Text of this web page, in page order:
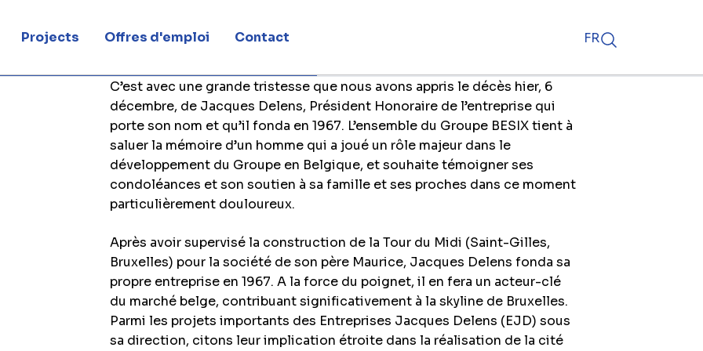
Projects Offres d'emploi Contact FR
C’est avec une grande tristesse que nous avons appris le décès hier, 6
décembre, de Jacques Delens, Président Honoraire de l’entreprise qui
porte son nom et qu’il fonda en 1967. L’ensemble du Groupe BESIX tient à
saluer la mémoire d’un homme qui a joué un rôle majeur dans le
développement du Groupe en Belgique, et souhaite témoigner ses
condoléances et son soutien à sa famille et ses proches dans ce moment
particulièrement douloureux.
Après avoir supervisé la construction de la Tour du Midi (Saint-Gilles,
Bruxelles) pour la société de son père Maurice, Jacques Delens fonda sa
propre entreprise en 1967. A la force du poignet, il en fera un acteur-clé
du marché belge, contribuant significativement à la skyline de Bruxelles.
Parmi les projets importants des Entreprises Jacques Delens (EJD) sous
sa direction, citons leur implication étroite dans la réalisation de la cité